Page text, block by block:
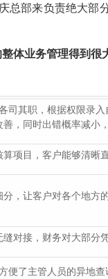
总部来负责绝大部
体业务管理得到很
司其职，根据权限录
善，同时出错概率减小
项目，客户能够清晰
，让客户对各个地方
对接，财务对大部分
便了主管人员的异地